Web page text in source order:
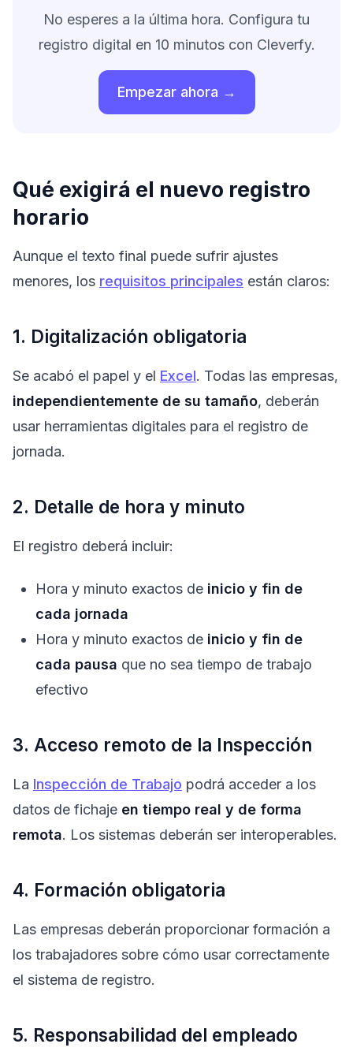
No esperes a la última hora. Configura tu
registro digital en 10 minutos con Cleverfy.
Empezar ahora →
Qué exigirá el nuevo registro
horario
Aunque el texto final puede sufrir ajustes
menores, los requisitos principales están claros:
1. Digitalización obligatoria
Se acabó el papel y el Excel. Todas las empresas,
independientemente de su tamaño, deberán
usar herramientas digitales para el registro de
jornada.
2. Detalle de hora y minuto
El registro deberá incluir:
Hora y minuto exactos de inicio y fin de
cada jornada
Hora y minuto exactos de inicio y fin de
cada pausa que no sea tiempo de trabajo
efectivo
3. Acceso remoto de la Inspección
La Inspección de Trabajo podrá acceder a los
datos de fichaje en tiempo real y de forma
remota. Los sistemas deberán ser interoperables.
4. Formación obligatoria
Las empresas deberán proporcionar formación a
los trabajadores sobre cómo usar correctamente
el sistema de registro.
5. Responsabilidad del empleado